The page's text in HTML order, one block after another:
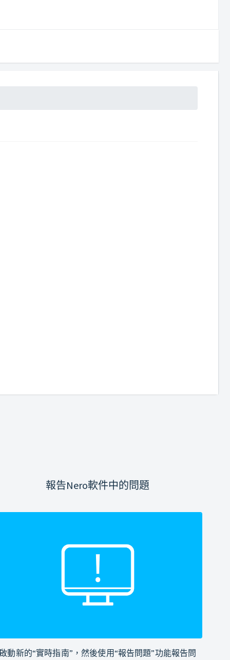
報告Nero軟件中的問題
動新的“實時指南”，然後使用“報告問題”功能報告問